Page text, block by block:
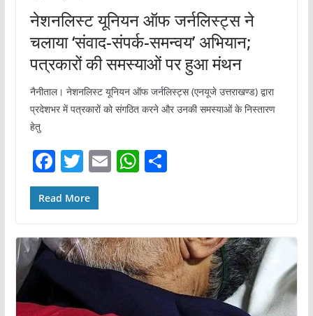
नेशनलिस्ट यूनियन ऑफ जर्नलिस्ट्स ने
चलाया ‘संवाद-संपर्क-समन्वय’ अभियान;
पत्रकारों की समस्याओं पर हुआ मंथन
नैनीताल। नेशनलिस्ट यूनियन ऑफ जर्नलिस्ट्स (एनयूजे उत्तराखण्ड) द्वारा
प्रदेशभर में पत्रकारों को संगठित करने और उनकी समस्याओं के निस्तारण
हेतु
F
a
c
b
o
T
w
itt
E W
A
p
p
S
Read More